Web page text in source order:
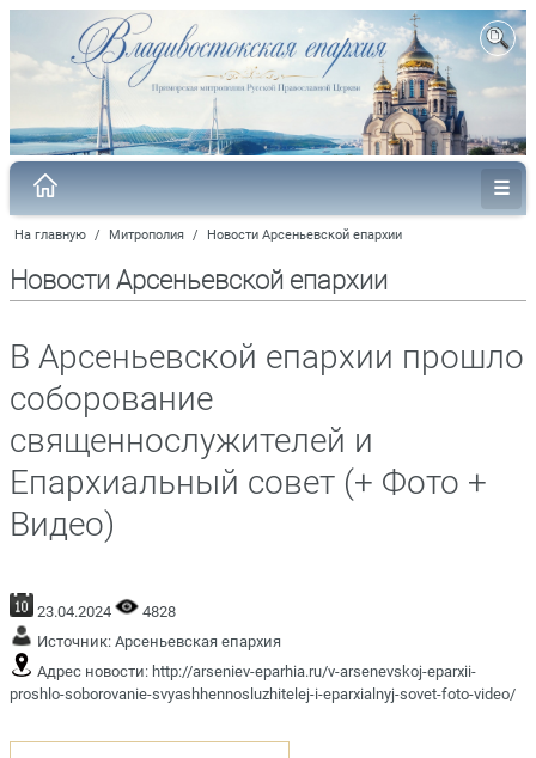
На главную / Митрополия / Новости Арсеньевской епархии
Новости Арсеньевской епархии
В Арсеньевской епархии прошло
соборование
священнослужителей и
Епархиальный совет (+ Фото +
Видео)
23.04.2024
4828
Источник: Арсеньевская епархия
Адрес новости: http://arseniev-eparhia.ru/v-arsenevskoj-eparxii-
proshlo-soborovanie-svyashhennosluzhitelej-i-eparxialnyj-sovet-foto-video/